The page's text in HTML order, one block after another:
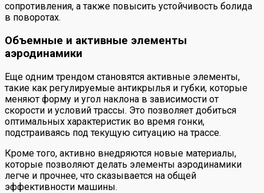
сопротивления, а также повысить устойчивость болида
в поворотах.
Объемные и активные элементы
аэродинамики
Еще одним трендом становятся активные элементы,
такие как регулируемые антикрылья и губки, которые
меняют форму и угол наклона в зависимости от
скорости и условий трассы. Это позволяет добиться
оптимальных характеристик во время гонки,
подстраиваясь под текущую ситуацию на трассе.
Кроме того, активно внедряются новые материалы,
которые позволяют делать элементы аэродинамики
легче и прочнее, что сказывается на общей
эффективности машины.